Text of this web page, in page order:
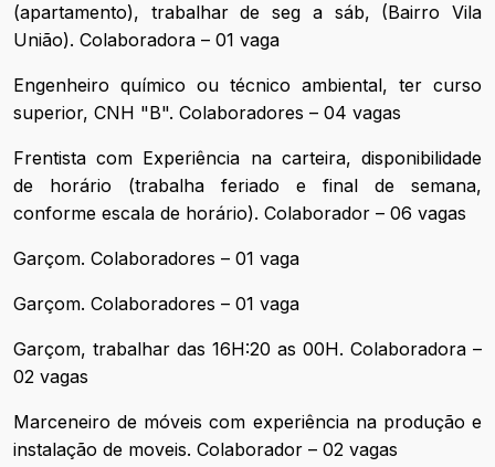
(apartamento), trabalhar de seg a sáb, (Bairro Vila
União). Colaboradora – 01 vaga
Engenheiro químico ou técnico ambiental, ter curso
superior, CNH "B". Colaboradores – 04 vagas
Frentista com Experiência na carteira, disponibilidade
de horário (trabalha feriado e final de semana,
conforme escala de horário). Colaborador – 06 vagas
Garçom. Colaboradores – 01 vaga
Garçom. Colaboradores – 01 vaga
Garçom, trabalhar das 16H:20 as 00H. Colaboradora –
02 vagas
Marceneiro de móveis com experiência na produção e
instalação de moveis. Colaborador – 02 vagas